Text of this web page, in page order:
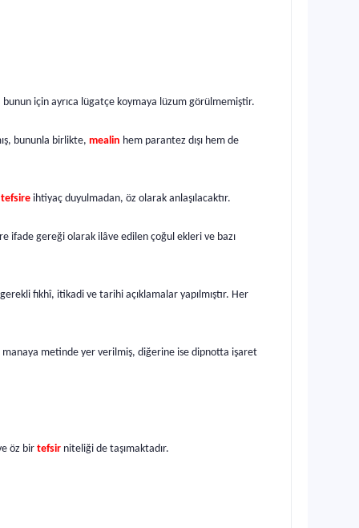
için ayrıca lügatçe koymaya lüzum görülmemiştir.
bununla birlikte, mealin hem parantez dışı hem de
tefsire ihtiyaç duyulmadan, öz olarak anlaşılacaktır.
ifade gereği olarak ilâve edilen çoğul ekleri ve bazı
fıkhî, itikadi ve tarihi açıklamalar yapılmıştır. Her
metinde yer verilmiş, diğerine ise dipnotta işaret
öz bir tefsir niteliği de taşımaktadır.